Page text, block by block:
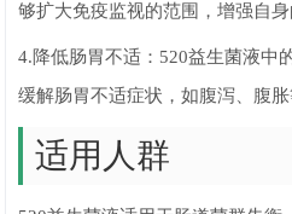
够扩大免疫监视的范围，增强自身
4.降低肠胃不适：520益生菌液中
缓解肠胃不适症状，如腹泻、腹胀
适用人群